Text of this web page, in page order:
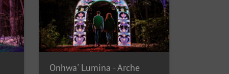
Onhwa' Lumina - Arche